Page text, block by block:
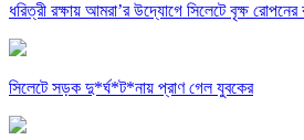
ধরিত্রী রক্ষায় আমরা’র উদ্যোগে সিলেটে বৃক্ষ রোপনের
সিলেটে সড়ক দু*র্ঘ*ট*নায় প্রাণ গেল যুবকের